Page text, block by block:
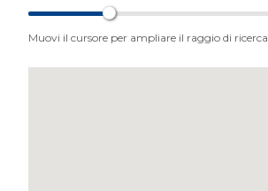
Muovi il cursore per ampliare il raggio di ricerca